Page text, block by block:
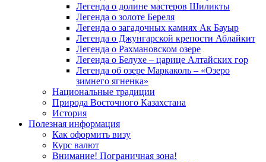
Легенда о долине мастеров Шиликты
Легенда о золоте Береля
Легенда о загадочных камнях Ак Бауыр
Легенда о Джунгарской крепости Аблайкит
Легенда о Рахмановском озере
Легенда о Белухе – царице Алтайских гор
Легенда об озере Маркаколь – «Озеро
зимнего ягненка»
Национальные традиции
Природа Восточного Казахстана
История
Полезная информация
Как оформить визу
Курс валют
Внимание! Пограничная зона!